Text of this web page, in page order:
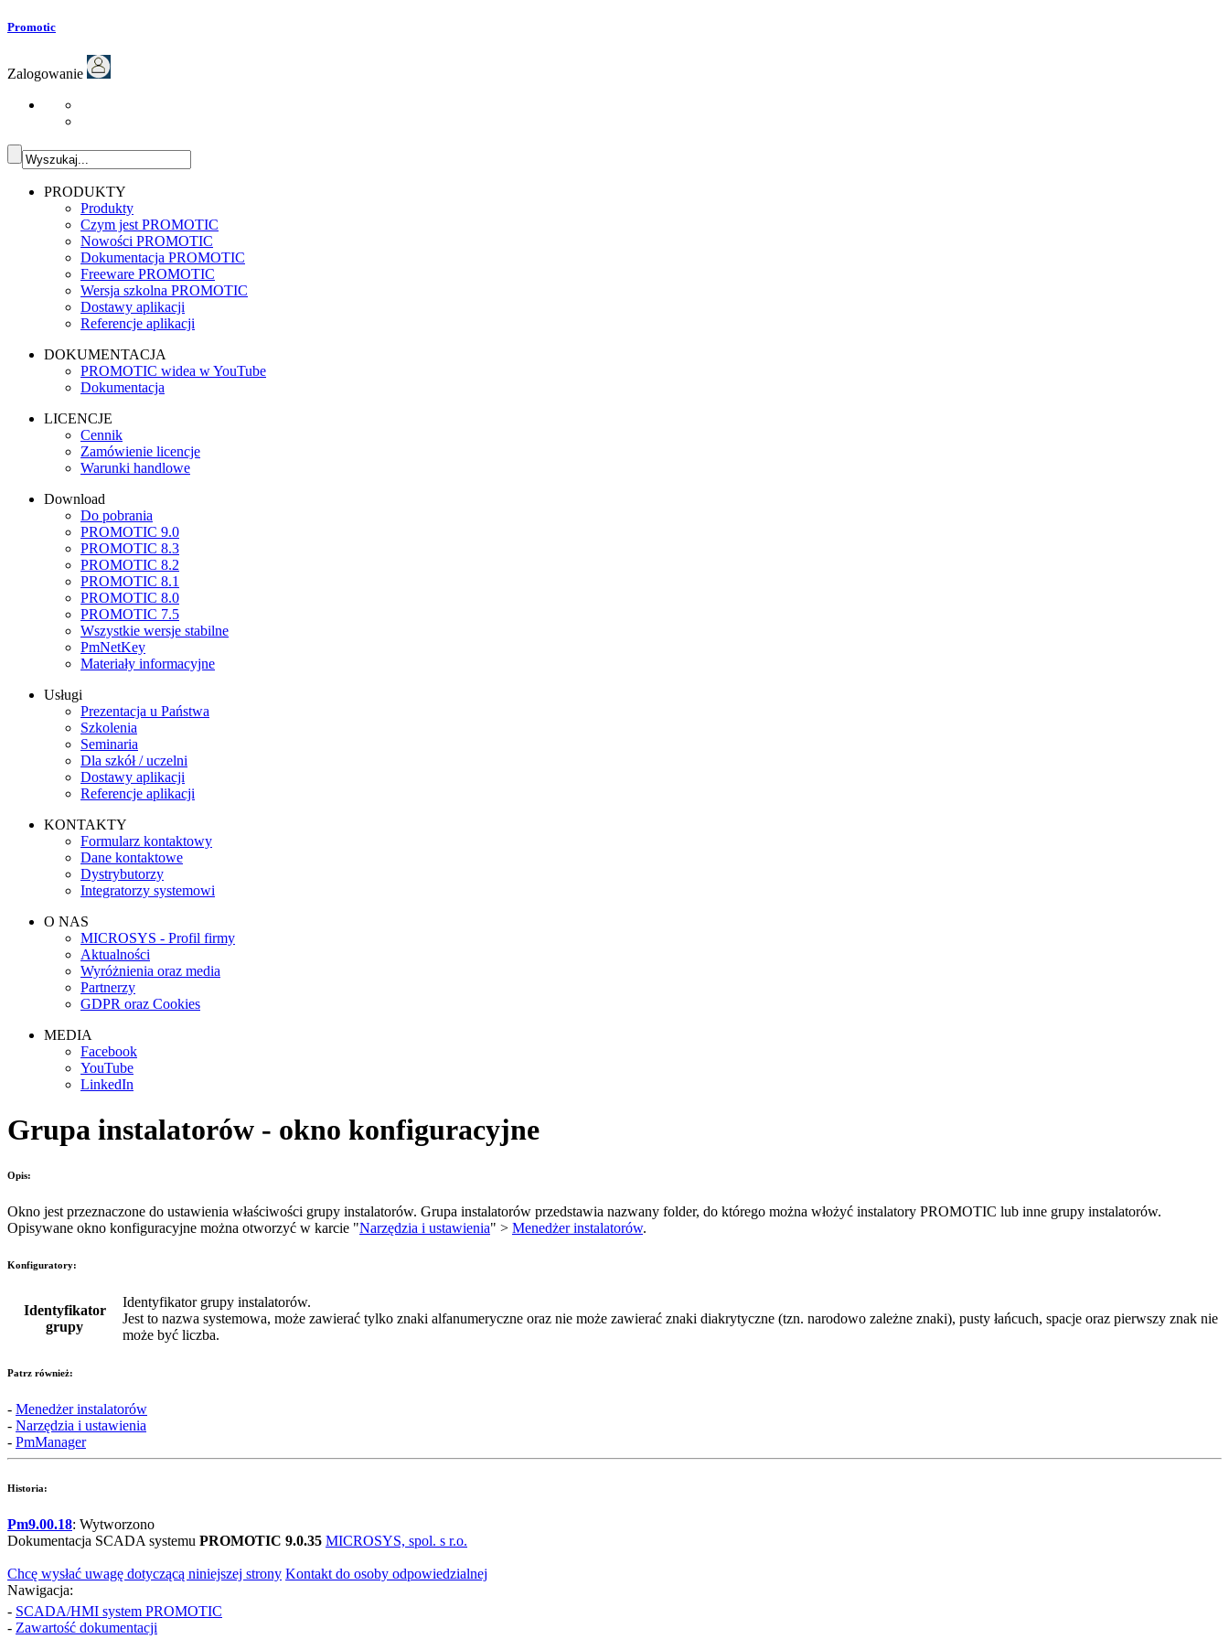
Promotic
Zalogowanie
PRODUKTY
Produkty
Czym jest PROMOTIC
Nowości PROMOTIC
Dokumentacja PROMOTIC
Freeware PROMOTIC
Wersja szkolna PROMOTIC
Dostawy aplikacji
Referencje aplikacji
DOKUMENTACJA
PROMOTIC widea w YouTube
Dokumentacja
LICENCJE
Cennik
Zamówienie licencje
Warunki handlowe
Download
Do pobrania
PROMOTIC 9.0
PROMOTIC 8.3
PROMOTIC 8.2
PROMOTIC 8.1
PROMOTIC 8.0
PROMOTIC 7.5
Wszystkie wersje stabilne
PmNetKey
Materiały informacyjne
Usługi
Prezentacja u Państwa
Szkolenia
Seminaria
Dla szkół / uczelni
Dostawy aplikacji
Referencje aplikacji
KONTAKTY
Formularz kontaktowy
Dane kontaktowe
Dystrybutorzy
Integratorzy systemowi
O NAS
MICROSYS - Profil firmy
Aktualności
Wyróżnienia oraz media
Partnerzy
GDPR oraz Cookies
MEDIA
Facebook
YouTube
LinkedIn
Grupa instalatorów - okno konfiguracyjne
Opis:
Okno jest przeznaczone do ustawienia właściwości grupy instalatorów. Grupa instalatorów przedstawia nazwany folder, do którego można włożyć instalatory PROMOTIC lub inne grupy instalatorów.
Opisywane okno konfiguracyjne można otworzyć w karcie "Narzędzia i ustawienia" > Menedżer instalatorów.
Konfiguratory:
Identyfikator
grupy
Identyfikator grupy instalatorów.
Jest to nazwa systemowa, może zawierać tylko znaki alfanumeryczne oraz nie może zawierać znaki diakrytyczne (tzn. narodowo zależne znaki), pusty łańcuch, spacje oraz pierwszy znak nie
może być liczba.
Patrz również:
- Menedżer instalatorów
- Narzędzia i ustawienia
- PmManager
Historia:
Pm9.00.18: Wytworzono
Dokumentacja SCADA systemu PROMOTIC 9.0.35 MICROSYS, spol. s r.o.
Chcę wysłać uwagę dotyczącą niniejszej strony Kontakt do osoby odpowiedzialnej
Nawigacja:
- SCADA/HMI system PROMOTIC
- Zawartość dokumentacji